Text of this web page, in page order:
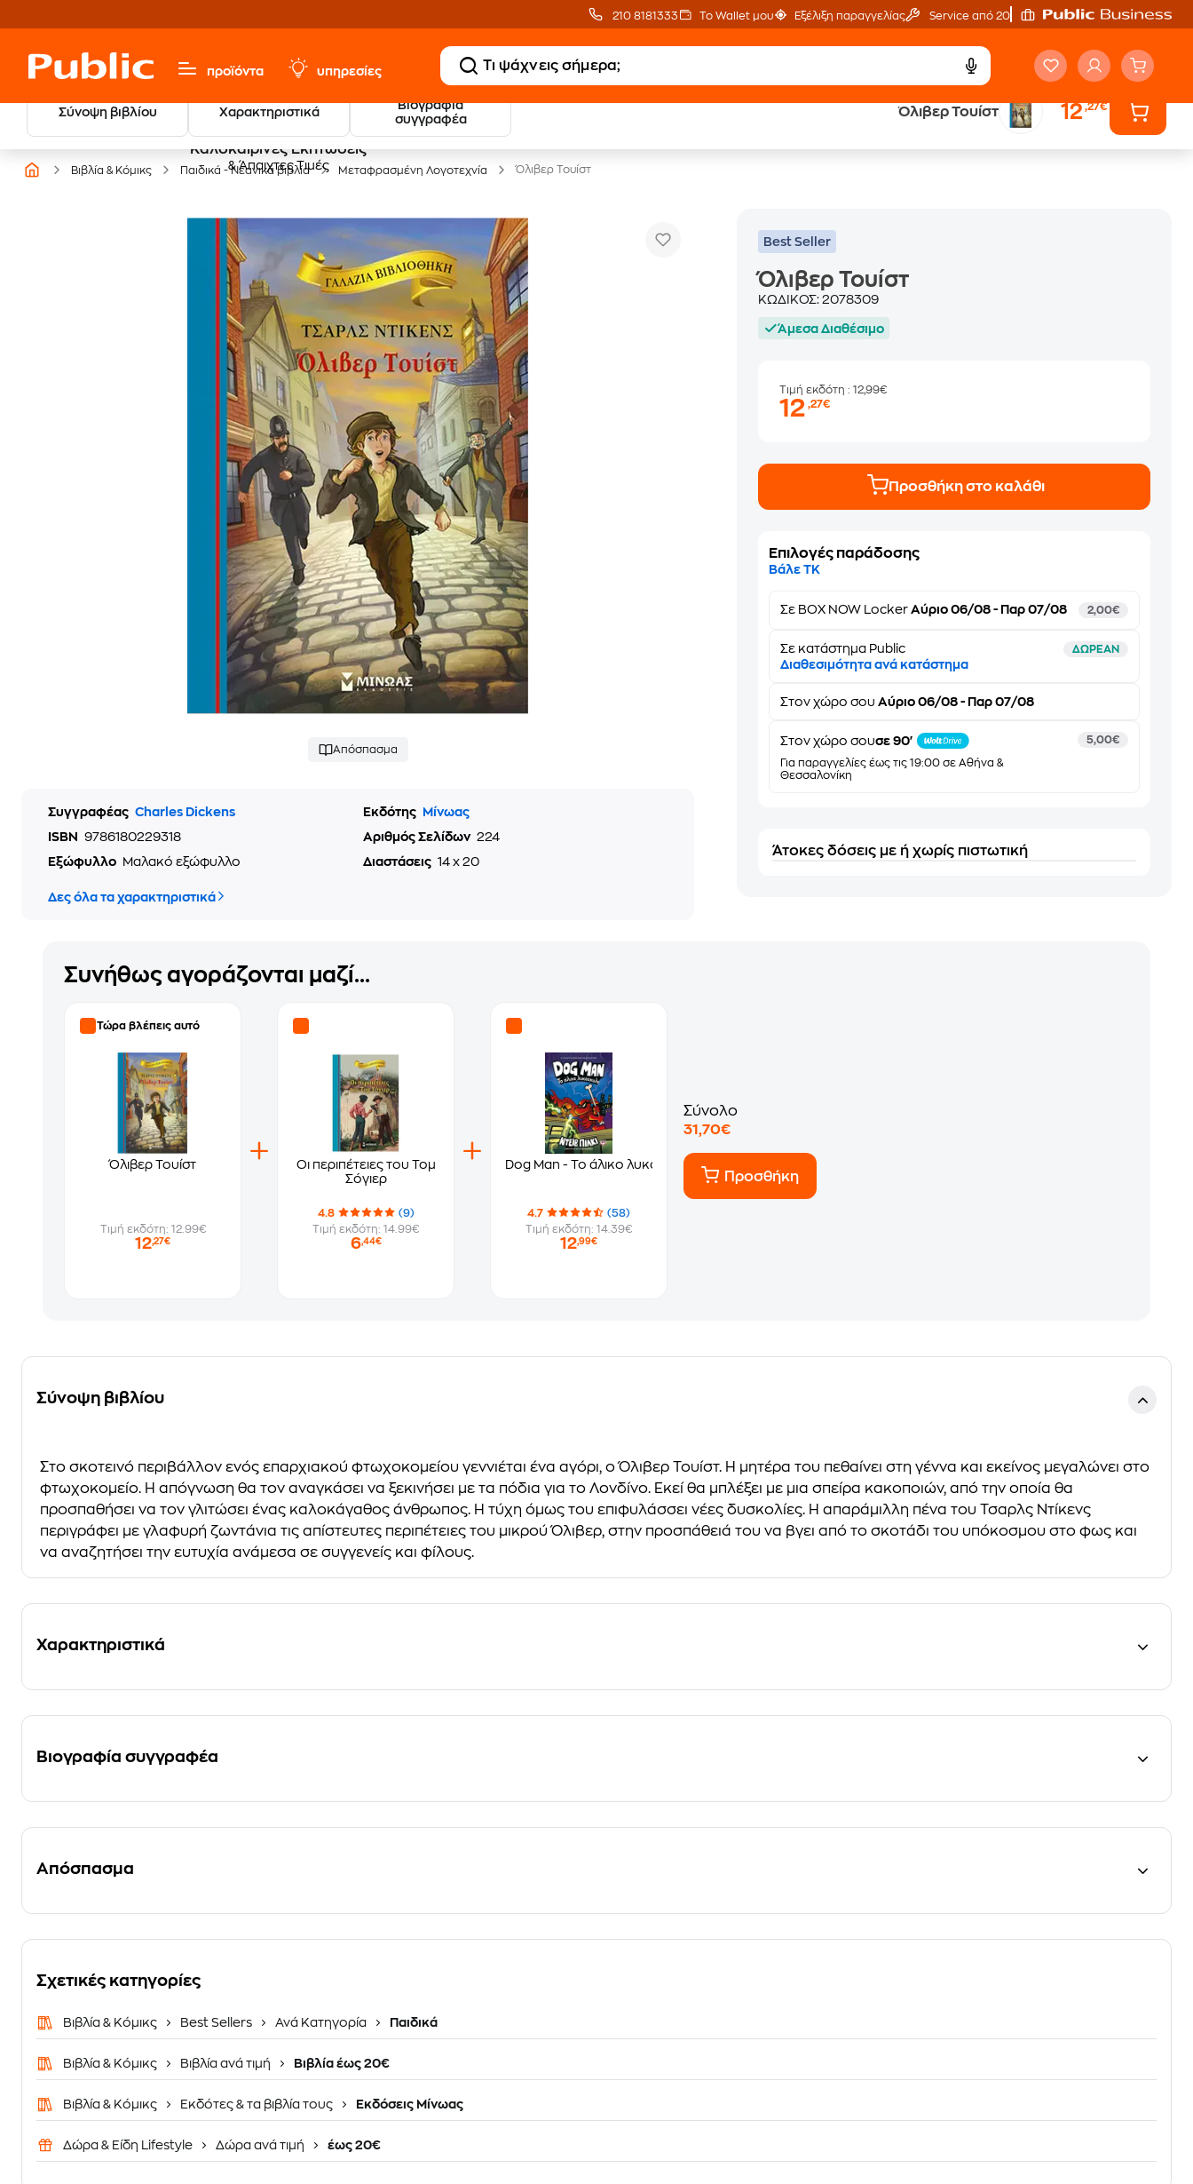
210 8181333 Το Wallet μου Εξέλιξη παραγγελίας Service από 20'
προϊόντα υπηρεσίες
Σύνοψη βιβλίου Χαρακτηριστικά
Βιογραφία
συγγραφέα
Όλιβερ Τουίστ 12,27€
Καλοκαιρινές Εκπτώσεις
& Άπαιχτες Τιμές
20 € Public επιστροφή
με Snappi
Έλα στον κόσμο
Βιβλία & Κόμικς Παιδικά - Νεανικά βιβλία Μεταφρασμένη Λογοτεχνία Όλιβερ Τουίστ
Απόσπασμα
Συγγραφέας Charles Dickens Εκδότης
Μίνωας
ISBN
9786180229318 Αριθμός Σελίδων 224
Εξώφυλλο
Μαλακό εξώφυλλο Διαστάσεις 14 x 20
Δες όλα τα χαρακτηριστικά
Best Seller
Όλιβερ Τουίστ
ΚΩΔΙΚΟΣ:2078309
Άμεσα Διαθέσιμο
Τιμή εκδότη: 12,99€
12,27€
Προσθήκη στο καλάθι
Επιλογές παράδοσης
Βάλε ΤΚ
Σε BOX NOW Locker Αύριο 06/08 - Παρ 07/08 2,00€
Σε κατάστημα Public ΔΩΡΕΑΝ
Διαθεσιμότητα ανά κατάστημα
Στονχώρο σου Αύριο 06/08 - Παρ 07/08
Στον χώρο σουσε 90'
Για παραγγελίες έως τις 19:00 σε Αθήνα &
Θεσσαλονίκη
5,00€
Άτοκες δόσεις με ή χωρίς πιστωτική
Συνήθως αγοράζονται μαζί...
Τώρα βλέπεις αυτό
Όλιβερ Τουίστ
Τιμή εκδότη: 12.99€
12,27€
Οι περιπέτειες του Τομ
Σόγιερ
4.8
(9)
Τιμή εκδότη: 14.99€
6,44€
Dog Man - Το άλικο λυκόσκυλο
4.7
(58)
Τιμή εκδότη: 14.39€
12,99€
Σύνολο
31,70€
Προσθήκη
Σύνοψη βιβλίου
Στο σκοτεινό περιβάλλον ενός επαρχιακού φτωχοκομείου γεννιέται ένα αγόρι, ο Όλιβερ Τουίστ. Η μητέρα του πεθαίνει στη γέννα και εκείνος μεγαλώνει στο
φτωχοκομείο. Η απόγνωση θα τον αναγκάσει να ξεκινήσει με τα πόδια για το Λονδίνο. Εκεί θα μπλέξει με μια σπείρα κακοποιών, από την οποία θα
προσπαθήσει να τον γλιτώσει ένας καλοκάγαθος άνθρωπος. Η τύχη όμως του επιφυλάσσει νέες δυσκολίες. Η απαράμιλλη πένα του Τσαρλς Ντίκενς
περιγράφει με γλαφυρή ζωντάνια τις απίστευτες περιπέτειες του μικρού Όλιβερ, στην προσπάθειά του να βγει από το σκοτάδι του υπόκοσμου στο φως και
να αναζητήσει την ευτυχία ανάμεσα σε συγγενείς και φίλους.
Χαρακτηριστικά
Βιογραφία συγγραφέα
Απόσπασμα
Σχετικές κατηγορίες
Βιβλία & Κόμικς Best Sellers Ανά Κατηγορία Παιδικά
Βιβλία & Κόμικς Βιβλία ανά τιμή Βιβλία έως 20€
Βιβλία & Κόμικς Εκδότες & τα βιβλία τους Εκδόσεις Μίνωας
Δώρα & Είδη Lifestyle Δώρα ανά τιμή έως 20€